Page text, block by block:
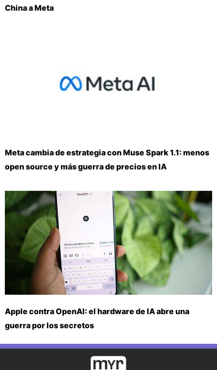
China a Meta
Meta cambia de estrategia con Muse Spark 1.1: menos
open source y más guerra de precios en IA
Apple contra OpenAI: el hardware de IA abre una
guerra por los secretos